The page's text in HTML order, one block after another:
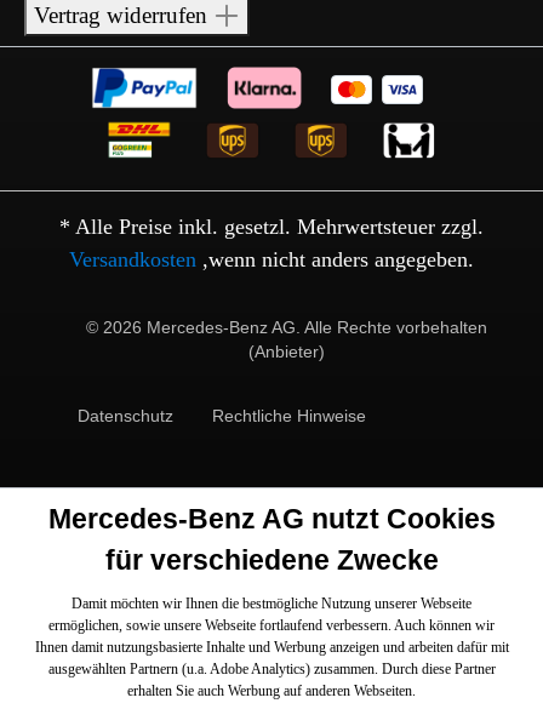
Vertrag widerrufen
* Alle Preise inkl. gesetzl. Mehrwertsteuer zzgl.
Versandkosten ,wenn nicht anders angegeben.
© 2026 Mercedes-Benz AG. Alle Rechte vorbehalten
(Anbieter)
Datenschutz Rechtliche Hinweise
Mercedes-Benz AG nutzt Cookies
für verschiedene Zwecke
Damit möchten wir Ihnen die bestmögliche Nutzung unserer Webseite
ermöglichen, sowie unsere Webseite fortlaufend verbessern. Auch können wir
Ihnen damit nutzungsbasierte Inhalte und Werbung anzeigen und arbeiten dafür mit
ausgewählten Partnern (u.a. Adobe Analytics) zusammen. Durch diese Partner
erhalten Sie auch Werbung auf anderen Webseiten.